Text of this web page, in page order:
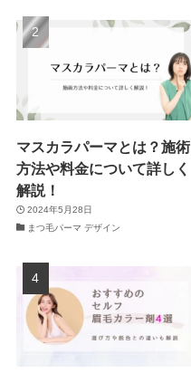
マスカラパーマとは？施術
方法や料金について詳しく
解説！
2024年5月28日
まつ毛パーマ デザイン